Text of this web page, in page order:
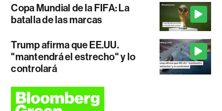
Copa Mundial de la FIFA: La
batalla de las marcas
Trump afirma que EE.UU.
"mantendrá el estrecho" y lo
controlará